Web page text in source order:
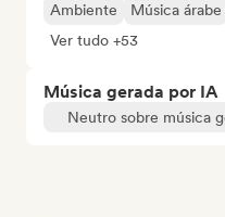
Ambiente
Música árabe
Ver tudo +53
Música gerada por IA
Neutro sobre música